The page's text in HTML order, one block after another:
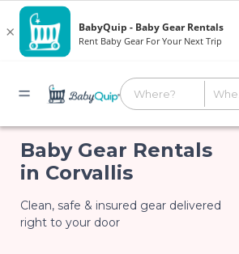
Baby Gear Rentals
in Corvallis
Clean, safe & insured gear delivered
right to your door